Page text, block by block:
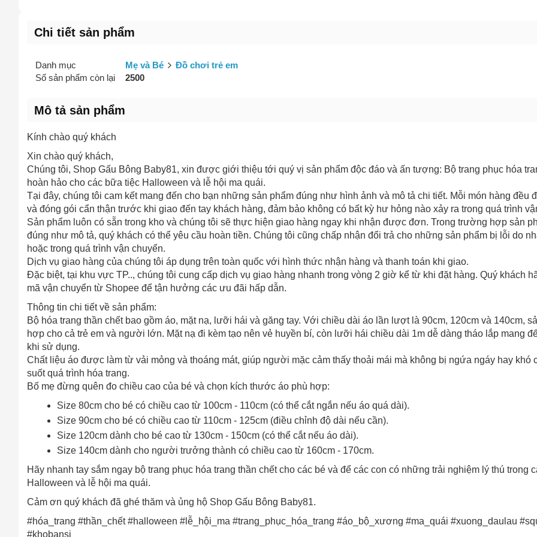
Chi tiết sản phẩm
Danh mục Mẹ và Bé
Đồ chơi trẻ em
Số sản phẩm còn lại
2500
Mô tả sản phẩm
Kính chào quý khách
Xin chào quý khách,
Chúng tôi, Shop Gấu Bông Baby81, xin được giới thiệu tới quý vị sản phẩm độc đáo và ấn tượng: Bộ trang phục hóa
hoàn hảo cho các bữa tiệc Halloween và lễ hội ma quái.
Tại đây, chúng tôi cam kết mang đến cho bạn những sản phẩm đúng như hình ảnh và mô tả chi tiết. Mỗi món hàng đều
và đóng gói cẩn thận trước khi giao đến tay khách hàng, đảm bảo không có bất kỳ hư hỏng nào xảy ra trong quá trình
Sản phẩm luôn có sẵn trong kho và chúng tôi sẽ thực hiện giao hàng ngay khi nhận được đơn. Trong trường hợp sản
đúng như mô tả, quý khách có thể yêu cầu hoàn tiền. Chúng tôi cũng chấp nhận đổi trả cho những sản phẩm bị lỗi do
hoặc trong quá trình vận chuyển.
Dịch vụ giao hàng của chúng tôi áp dụng trên toàn quốc với hình thức nhận hàng và thanh toán khi giao.
Đặc biệt, tại khu vực TP.., chúng tôi cung cấp dịch vụ giao hàng nhanh trong vòng 2 giờ kể từ khi đặt hàng. Quý khách
mã vận chuyển từ Shopee để tận hưởng các ưu đãi hấp dẫn.
Thông tin chi tiết về sản phẩm:
Bộ hóa trang thần chết bao gồm áo, mặt nạ, lưỡi hái và găng tay. Với chiều dài áo lần lượt là 90cm, 120cm và 140cm,
hợp cho cả trẻ em và người lớn. Mặt nạ đi kèm tạo nên vẻ huyền bí, còn lưỡi hái chiều dài 1m dễ dàng tháo lắp mang
khi sử dụng.
Chất liệu áo được làm từ vải mỏng và thoáng mát, giúp người mặc cảm thấy thoải mái mà không bị ngứa ngáy hay khó
suốt quá trình hóa trang.
Bố mẹ đừng quên đo chiều cao của bé và chọn kích thước áo phù hợp:
Size 80cm cho bé có chiều cao từ 100cm - 110cm (có thể cắt ngắn nếu áo quá dài).
Size 90cm cho bé có chiều cao từ 110cm - 125cm (điều chỉnh độ dài nếu cần).
Size 120cm dành cho bé cao từ 130cm - 150cm (có thể cắt nếu áo dài).
Size 140cm dành cho người trưởng thành có chiều cao từ 160cm - 170cm.
Hãy nhanh tay sắm ngay bộ trang phục hóa trang thần chết cho các bé và để các con có những trải nghiệm lý thú trong
Halloween và lễ hội ma quái.
Cảm ơn quý khách đã ghé thăm và ủng hộ Shop Gấu Bông Baby81.
#hóa_trang #thần_chết #halloween #lễ_hội_ma #trang_phục_hóa_trang #áo_bộ_xương #ma_quái #xuong_daulau
#khobansi
Chào mừng khách hàng mới!
Tặng bạn mã làm quen
cho đơn hàng có giá trị từ
Khi mua hàng trên
Cách sử dụng:
Sao chép mã giảm giá phía trên.
🎁 Đừng Bỏ Lỡ! 🎁
Mã Giảm Giá Dành Riêng Cho Bạn